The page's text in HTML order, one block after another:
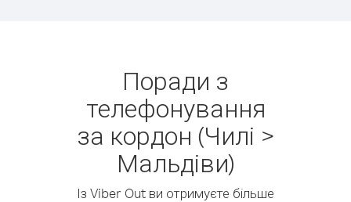
Поради з
телефонування
за кордон (Чилі >
Мальдіви)
Із Viber Out ви отримуєте більше